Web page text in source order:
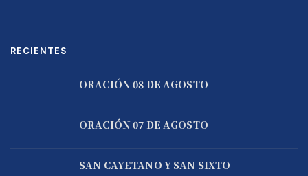
RECIENTES
ORACIÓN 08 DE AGOSTO
ORACIÓN 07 DE AGOSTO
SAN CAYETANO Y SAN SIXTO